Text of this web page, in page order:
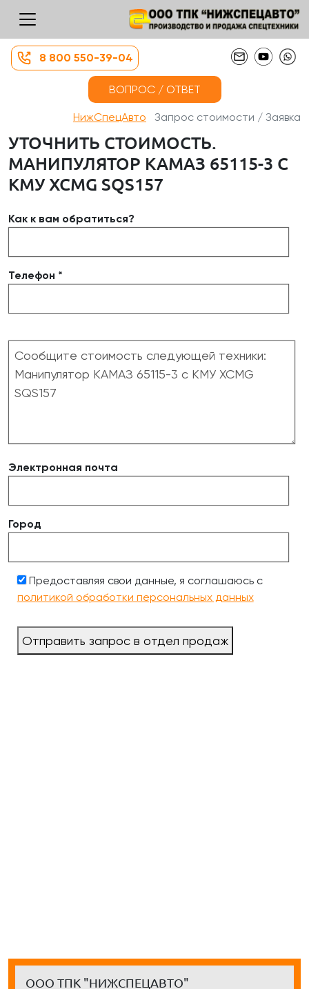
8 800 550-39-04
ВОПРОС / ОТВЕТ
НижСпецАвто Запрос стоимости / Заявка
УТОЧНИТЬ СТОИМОСТЬ.
МАНИПУЛЯТОР КАМАЗ 65115-3 С
КМУ XCMG SQS157
Как к вам обратиться?
Телефон *
Электронная почта
Город
Предоставляя свои данные, я соглашаюсь с
политикой обработки персональных данных
Отправить запрос в отдел продаж
ООО ТПК "НИЖСПЕЦАВТО"